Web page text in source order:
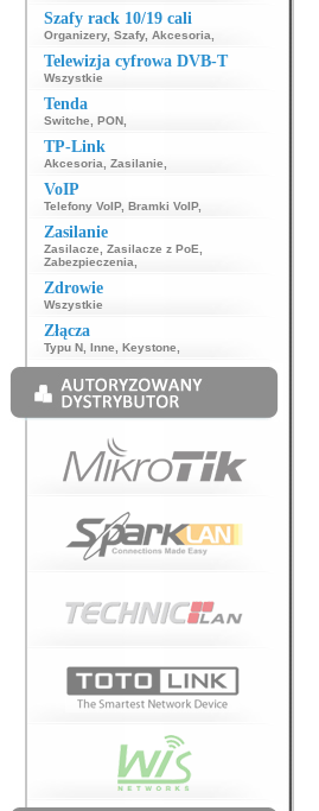
Szafy rack 10/19 cali
Organizery, Szafy, Akcesoria
Telewizja cyfrowa DVB-T
Wszystkie
Tenda
Switche PON,
TP-Link
Akcesoria Zasilanie
VoIP
Telefony VoIP, Bramki VoIP,
Zasilanie
Zasilacze Zasilacze z PoE
Zabezpieczenia
Zdrowie
Wszystkie
Złącza
Typu N, Inne Keystone